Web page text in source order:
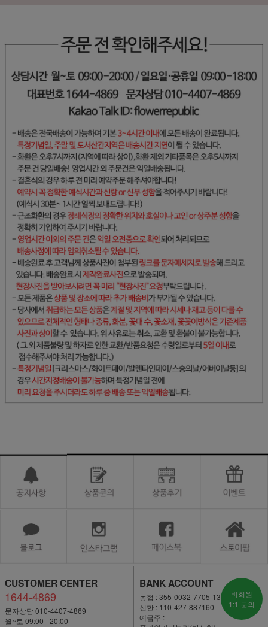
CUSTOMER CENTER
1644-4869
문자상담 010-4407-4869
월~토 09:00 - 20:00
BANK ACCOUNT
농협 : 355-0032-7705-13
신한 : 110-427-887160
예금주 :
비회원
1:1 문의